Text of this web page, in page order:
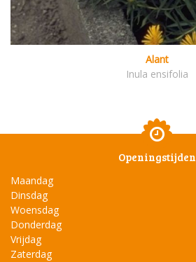
Alant
Inula ensifolia
Openingstijden
Maandag
Dinsdag
Woensdag
Donderdag
Vrijdag
Zaterdag